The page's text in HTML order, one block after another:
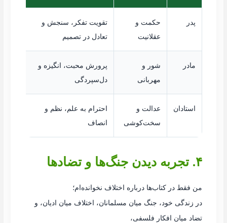
پدر
حکمت و
عقلانیت
تقویت تفکر، سنجش و
تعادل در تصمیم
مادر
شور و
مهربانی
پرورش محبت، انگیزه و
دل‌سپردگی
استادان
عدالت و
سخت‌کوشی
احترام به علم، نظم و
انصاف
۴. تجربه دیدن جنگ‌ها و تضادها
من فقط در کتاب‌ها درباره اختلاف نخوانده‌ام؛
در زندگی خود، جنگ میان مسلمانان، اختلاف میان ادیان، و
تضاد میان افکار فلسفی،